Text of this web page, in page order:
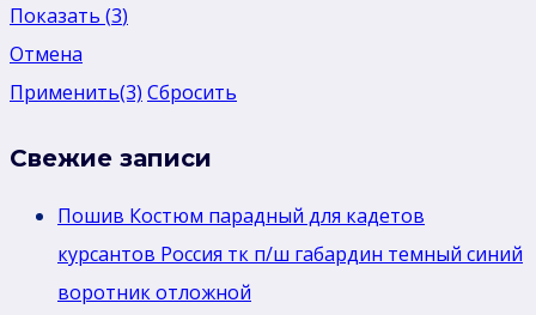
Показать (3)
Отмена
Применить(3) Сбросить
Свежие записи
Пошив Костюм парадный для кадетов
курсантов Россия тк п/ш габардин темный синий
воротник отложной